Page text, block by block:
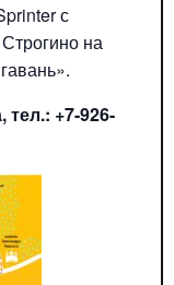
с
на
+7-926-